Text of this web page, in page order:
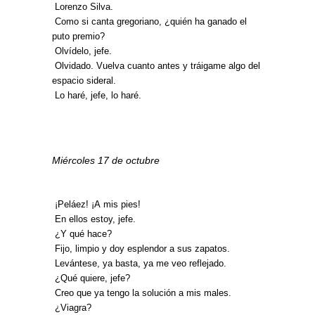
 Lorenzo Silva.
 Como si canta gregoriano, ¿quién ha ganado el
puto premio?
 Olvídelo, jefe.
 Olvidado. Vuelva cuanto antes y tráigame algo del
espacio sideral.
 Lo haré, jefe, lo haré.
Miércoles 17 de octubre
 ¡Peláez! ¡A mis pies!
 En ellos estoy, jefe.
 ¿Y qué hace?
 Fijo, limpio y doy esplendor a sus zapatos.
 Levántese, ya basta, ya me veo reflejado.
 ¿Qué quiere, jefe?
 Creo que ya tengo la solución a mis males.
 ¿Viagra?